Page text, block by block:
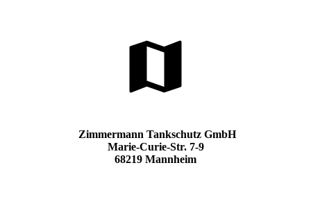
Zimmermann Tankschutz GmbH
Marie-Curie-Str. 7-9
68219 Mannheim